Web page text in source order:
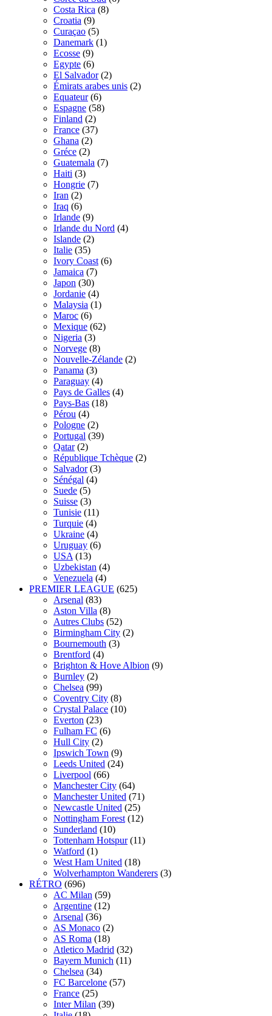
Costa Rica (8)
Croatia (9)
Curaçao (5)
Danemark (1)
Ecosse (9)
Egypte (6)
El Salvador (2)
Émirats arabes unis (2)
Equateur (6)
Espagne (58)
Finland (2)
France (37)
Ghana (2)
Gréce (2)
Guatemala (7)
Haiti (3)
Hongrie (7)
Iran (2)
Iraq (6)
Irlande (9)
Irlande du Nord (4)
Islande (2)
Italie (35)
Ivory Coast (6)
Jamaica (7)
Japon (30)
Jordanie (4)
Malaysia (1)
Maroc (6)
Mexique (62)
Nigeria (3)
Norvege (8)
Nouvelle-Zélande (2)
Panama (3)
Paraguay (4)
Pays de Galles (4)
Pays-Bas (18)
Pérou (4)
Pologne (2)
Portugal (39)
Qatar (2)
République Tchèque (2)
Salvador (3)
Sénégal (4)
Suede (5)
Suisse (3)
Tunisie (11)
Turquie (4)
Ukraine (4)
Uruguay (6)
USA (13)
Uzbekistan (4)
Venezuela (4)
PREMIER LEAGUE (625)
Arsenal (83)
Aston Villa (8)
Autres Clubs (52)
Birmingham City (2)
Bournemouth (3)
Brentford (4)
Brighton & Hove Albion (9)
Burnley (2)
Chelsea (99)
Coventry City (8)
Crystal Palace (10)
Everton (23)
Fulham FC (6)
Hull City (2)
Ipswich Town (9)
Leeds United (24)
Liverpool (66)
Manchester City (64)
Manchester United (71)
Newcastle United (25)
Nottingham Forest (12)
Sunderland (10)
Tottenham Hotspur (11)
Watford (1)
West Ham United (18)
Wolverhampton Wanderers (3)
RÉTRO (696)
AC Milan (59)
Argentine (12)
Arsenal (36)
AS Monaco (2)
AS Roma (18)
Atletico Madrid (32)
Bayern Munich (11)
Chelsea (34)
FC Barcelone (57)
France (25)
Inter Milan (39)